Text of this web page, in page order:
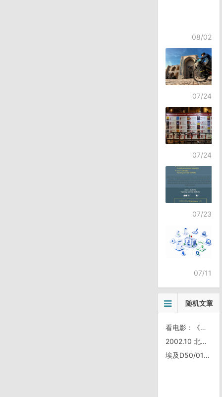
08/02
07/24
07/24
07/23
07/11
随机文章
看电影：《达芬奇密码》
2002.10 北京～五台山 骑行(436km)
埃及D50/0117，卢克索